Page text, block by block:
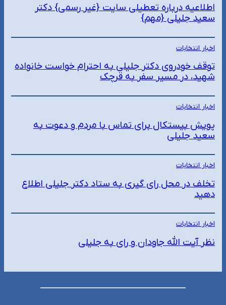
اطلاعیه درباره تعطیلی سایت {غیر رسمی} دکتر
سعید جلیلی {مهم}
اخبار انتخابات
توقف خودروی دکتر جلیلی به احترام خواست خانواده
شهید، در مسیر سفر به قرچک
اخبار انتخابات
پویش بیستکال برای تماس با مردم و دعوت به
سعید جلیلی
اخبار انتخابات
تخلف در محل رای گیری به ستاد دکتر جلیلی اطلاع
دهید
اخبار انتخابات
نظر آیت الله جاودان و رای به جلیلی